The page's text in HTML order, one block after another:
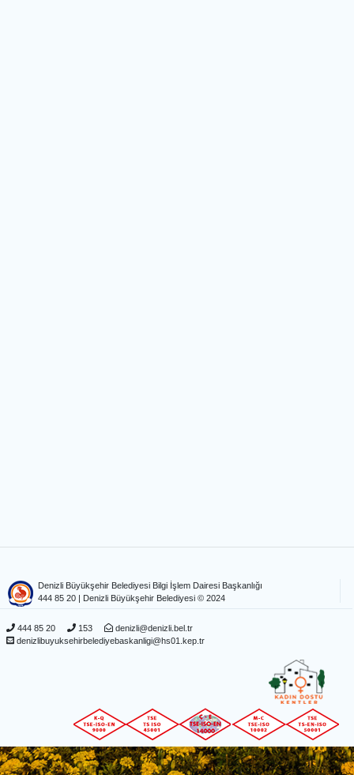
Denizli Büyükşehir Belediyesi Bilgi İşlem Dairesi Başkanlığı
444 85 20 | Denizli Büyükşehir Belediyesi © 2024
444 85 20 153
denizli@denizli.bel.tr
denizlibuyuksehirbelediyebaskanligi@hs01.kep.tr